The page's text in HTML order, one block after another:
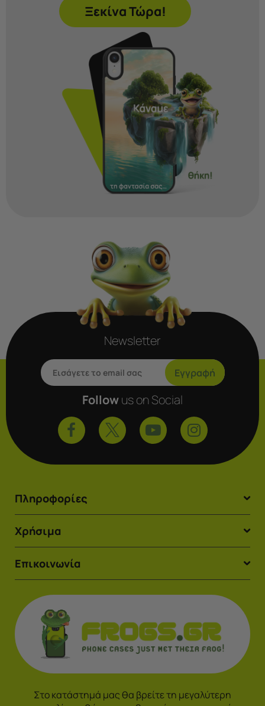
Ξεκίνα Τώρα!
Newsletter
Εγγραφή
Followus on Social
Πληροφορίες
Χρήσιμα
Επικοινωνία
Στο κατάστημά μας θα βρείτε τη μεγαλύτερη